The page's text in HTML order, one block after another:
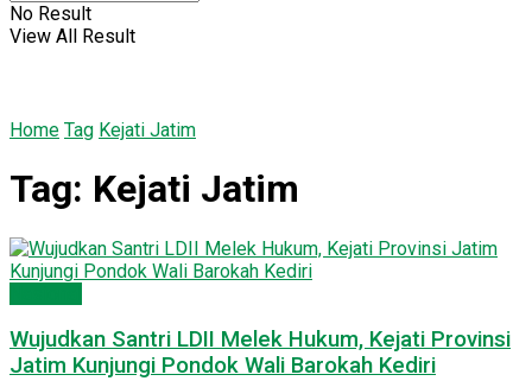
No Result
View All Result
Home Tag Kejati Jatim
Tag: Kejati Jatim
Wujudkan Santri LDII Melek Hukum, Kejati Provinsi
Jatim Kunjungi Pondok Wali Barokah Kediri